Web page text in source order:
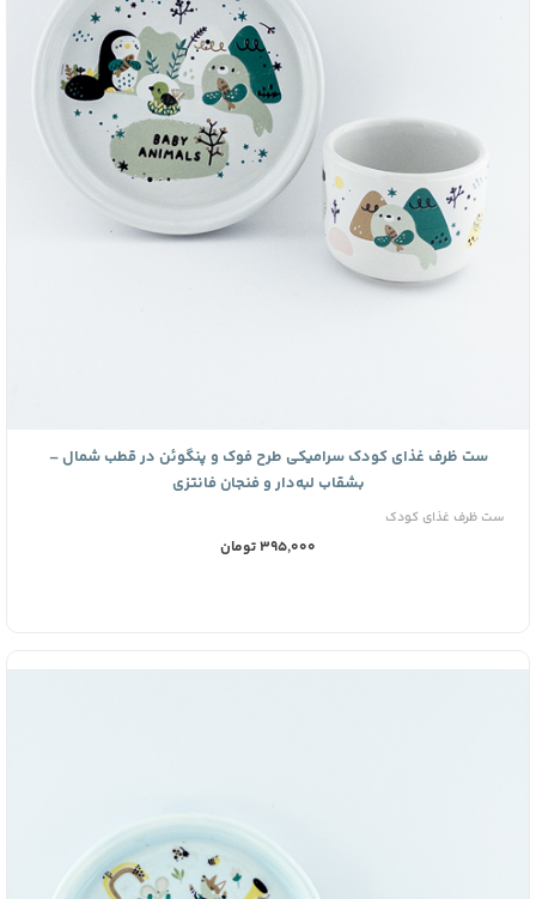
ست ظرف غذای کودک سرامیکی طرح فوک و پنگوئن در قطب شمال –
بشقاب لبه‌دار و فنجان فانتزی
ست ظرف غذای کودک
395,000 تومان